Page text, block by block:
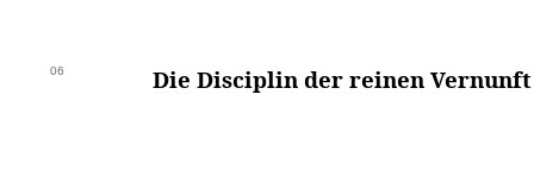
06 Die Disciplin der reinen